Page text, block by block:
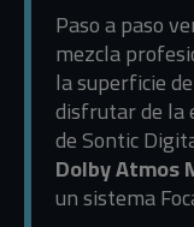
Paso a paso
mezcla
la superficie
disfrutar de la
de Sontic
Dolby Atmos
un sistema